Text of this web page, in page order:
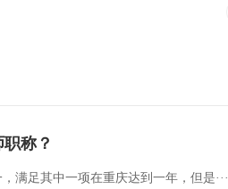
称？
满足其中一项在重庆达到一年，但是···